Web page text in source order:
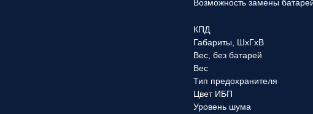
Возможность замены
КПД
Габариты, ШхГхВ
Вес, без батарей
Вес
Тип предохранителя
Цвет ИБП
Уровень шума